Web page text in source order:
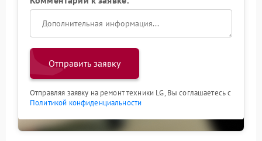
Отправить заявку
Отправляя заявку на ремонт техники LG, Вы соглашаетесь с
Политикой конфиденциальности